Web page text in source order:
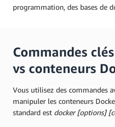
programmation, des bases de
Commandes
vs conteneurs
Vous utilisez des commandes
manipuler les conteneurs
standard est docker [options]